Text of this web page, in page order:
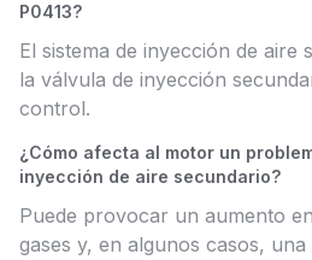
P0413?
El sistema de inyección de aire
la válvula de inyección
control.
¿Cómo afecta al motor un
inyección de aire secundario?
Puede provocar un aumento
gases y, en algunos casos,